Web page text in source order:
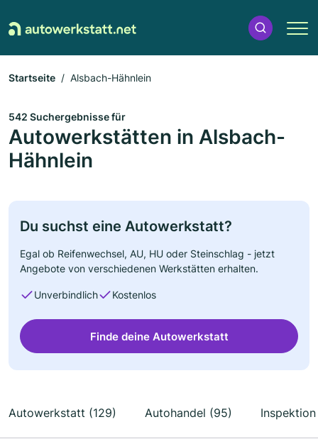
Startseite Alsbach-Hähnlein
542 Suchergebnisse für
Autowerkstätten in Alsbach-
Hähnlein
Du suchst eine Autowerkstatt?
Egal ob Reifenwechsel, AU, HU oder Steinschlag - jetzt
Angebote von verschiedenen Werkstätten erhalten.
Unverbindlich Kostenlos
Finde deine Autowerkstatt
Autowerkstatt (129) Autohandel (95)